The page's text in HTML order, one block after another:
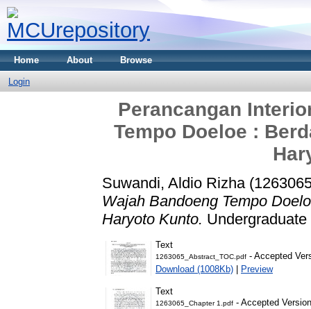
Home About Browse
Login
Perancangan
Tempo Doeloe :
Suwandi, Aldio Rizha
Wajah Bandoeng Tempo
Haryoto Kunto.
Text
1263065_Abstract_TOC.pdf - Accepted
Download (1008Kb) | Preview
Text
1263065_Chapter 1.pdf - Accepted Version